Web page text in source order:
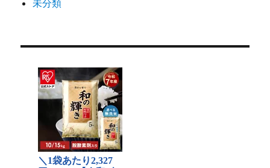
未分類